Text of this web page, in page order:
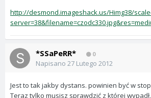
http://desmond.imageshack.us/Himg38/
*SSaPeRR* 0
Napisano 27 Lutego 2012
Jest to tak jakby dystans. powinien być w
Teraz tylko musisz sprawdzić z której